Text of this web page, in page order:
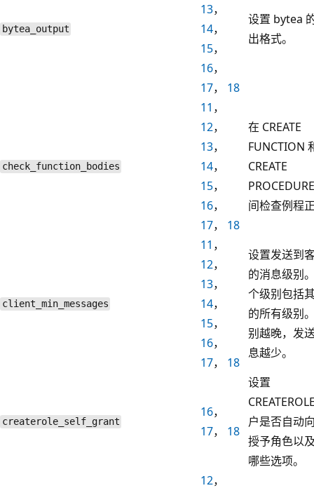
bytea_output
13，
14，
15，
16，
17， 18
设置 bytea
出格式。
check_function_bodies
11 ，
12，
13，
14，
15，
16，
17， 18
在 CREATE
FUNCTION
CREATE
间检查例程
client_min_messages
11 ，
12，
13，
14，
15，
16，
17， 18
设置发送到
的消息级别
个级别包括
的所有级别
别越晚，发
息越少。
createrole_self_grant
16，
17， 18
设置
户是否自动
授予角色以
哪些选项。
12，